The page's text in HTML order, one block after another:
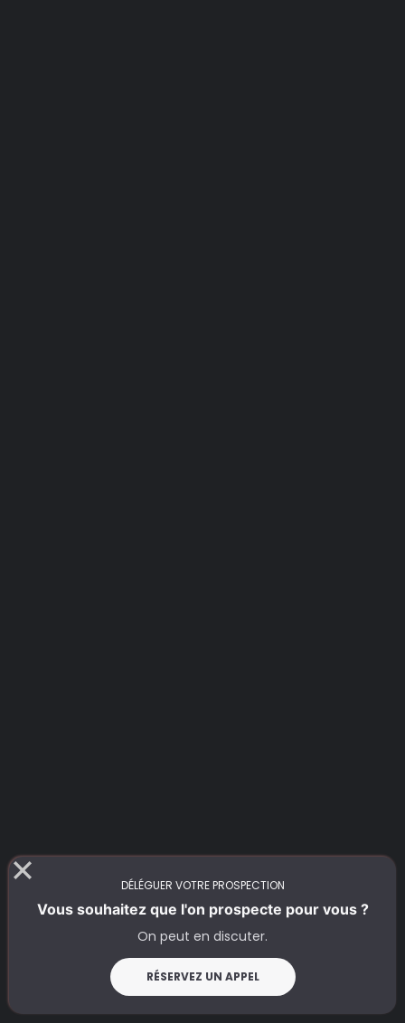
DÉLÉGUER VOTRE PROSPECTION
Vous souhaitez que l'on prospecte pour vous ?
On peut en discuter.
RÉSERVEZ UN APPEL
Le rappel du contexte et de l’objectif
Un ton professionnel et concis